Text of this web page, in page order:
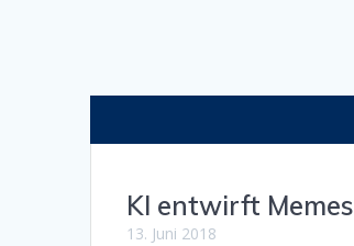
KI entwirft Memes
13. Juni 2018